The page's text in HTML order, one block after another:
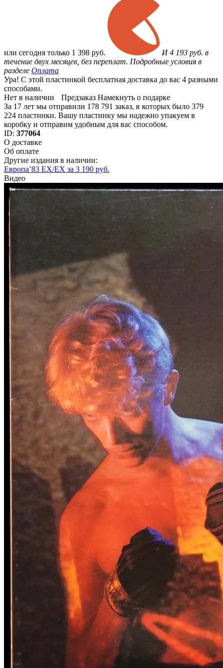
или сегодня только 1 398 руб.
И 4 193 руб. в
течение двух месяцев, без переплат. Подробные условия в
разделе Оплата
Ура! С этой пластинкой бесплатная доставка до вас 4 разными
способами.
Нет в наличии
Предзаказ Намекнуть о подарке
За 17 лет мы отправили 178 791 заказ, в которых было 379
224 пластинки. Вашу пластинку мы надежно упакуем в
коробку и отправим удобным для вас способом.
ID: 377064
О доставке
Об оплате
Другие издания в наличии:
Европа’83 EX/EX за 3 190 руб.
Видео